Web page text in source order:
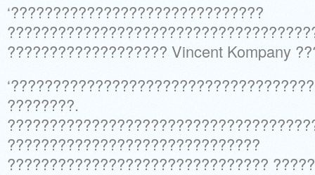
‘??????????????????????????????
??????????????????? Vincent Kompany
????????.
??????????????????????????????
???????????????????????????????